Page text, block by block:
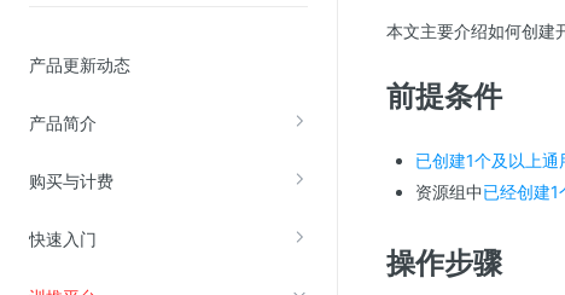
产品更新动态
产品简介
购买与计费
快速入门
云硬盘(EBS)
在线迁移服务
视频云服务
云直播(KLS)
本文主要介绍如何创建
前提条件
已创建1个及以上通
资源组中已经创建1
操作步骤